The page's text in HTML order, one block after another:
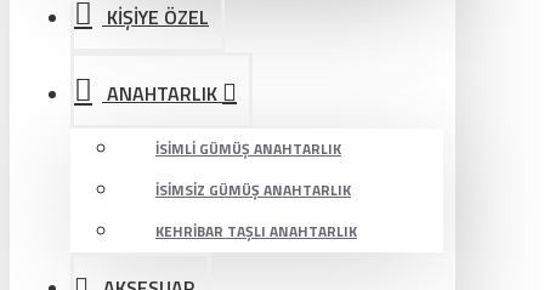
KİŞİYE ÖZEL
ANAHTARLIK
İSIMLI GÜMÜŞ ANAHTARLIK
İSIMSIZ GÜMÜŞ ANAHTARLIK
KEHRIBAR TAŞLI ANAHTARLIK